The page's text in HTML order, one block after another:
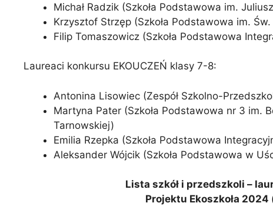
Michał Radzik (Szkoła Podstawowa im.
Krzysztof Strzęp (Szkoła Podstawowa im.
Filip Tomaszowicz (Szkoła Podstawowa
Laureaci konkursu EKOUCZEŃ klasy 7-8:
Antonina Lisowiec (Zespół Szkolno-
Martyna Pater (Szkoła Podstawowa nr 3 im.
Tarnowskiej)
Emilia Rzepka (Szkoła Podstawowa
Aleksander Wójcik (Szkoła Podstawowa w
Lista szkół i przedszkoli –
Projektu Ekoszkoła